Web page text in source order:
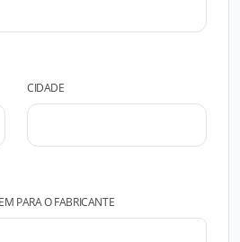
CIDADE
PARA O FABRICANTE